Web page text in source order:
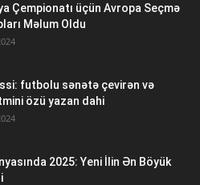
Çempionatı üçün Avropa Seçmə
Məlum Oldu
futbolu sənətə çevirən və
özü yazan dahi
2025: Yeni İlin Ən Böyük